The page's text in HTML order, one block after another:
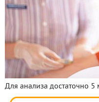
Для анализа достаточно